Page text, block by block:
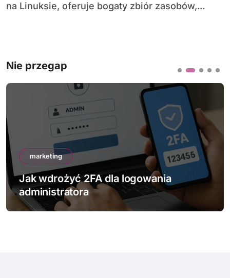
na Linuksie, oferuje bogaty zbiór zasobów,...
Nie przegap
marketing
Jak wdrożyć 2FA dla logowania
administratora